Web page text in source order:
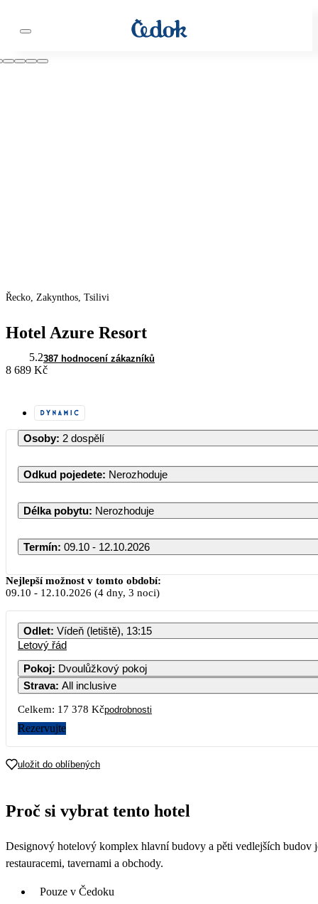
Řecko, Zakynthos, Tsilivi
Hotel Azure Resort
5.2387 hodnocení zákazníků
8 689 Kč
Osoby: 2 dospělí
Odkud pojedete: Nerozhoduje
Délka pobytu: Nerozhoduje
Termín: 09.10 - 12.10.2026
Říjen
PO ÚT ST ČT
Nejlepší možnost v tomto období:
09.10 - 12.10.2026 (4 dny, 3 noci)
Odlet: Vídeň (letiště), 13:15
Letový řád
Pokoj: Dvoulůžkový pokoj
Strava: All inclusive
Celkem: 17 378 Kčpodrobnosti
Rezervujte
uložit do oblíbených
Proč si vybrat tento hotel
Designový hotelový komplex hlavní budovy a pěti vedlejších budov
restauracemi, tavernami a obchody.
Pouze v Čedoku